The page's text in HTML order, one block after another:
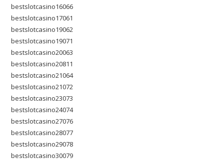
bestslotcasino16066
bestslotcasino17061
bestslotcasino19062
bestslotcasino19071
bestslotcasino20063
bestslotcasino20811
bestslotcasino21064
bestslotcasino21072
bestslotcasino23073
bestslotcasino24074
bestslotcasino27076
bestslotcasino28077
bestslotcasino29078
bestslotcasino30079